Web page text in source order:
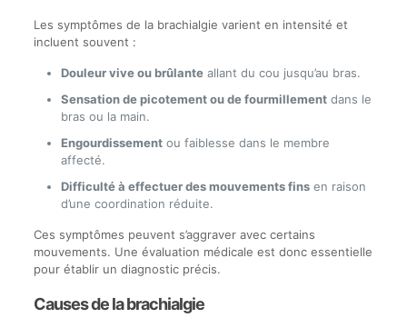
Les symptômes de la brachialgie varient en intensité et
incluent souvent :
Douleur vive ou brûlanteallant du cou jusqu’au bras.
Sensation de picotement ou de fourmillementdans le
bras ou la main.
Engourdissementou faiblesse dans le membre
affecté.
Difficulté à effectuer des mouvements finsen raison
d’une coordination réduite.
Ces symptômes peuvent s’aggraver avec certains
mouvements. Une évaluation médicale est donc essentielle
pour établir un diagnostic précis.
Causes de la brachialgie